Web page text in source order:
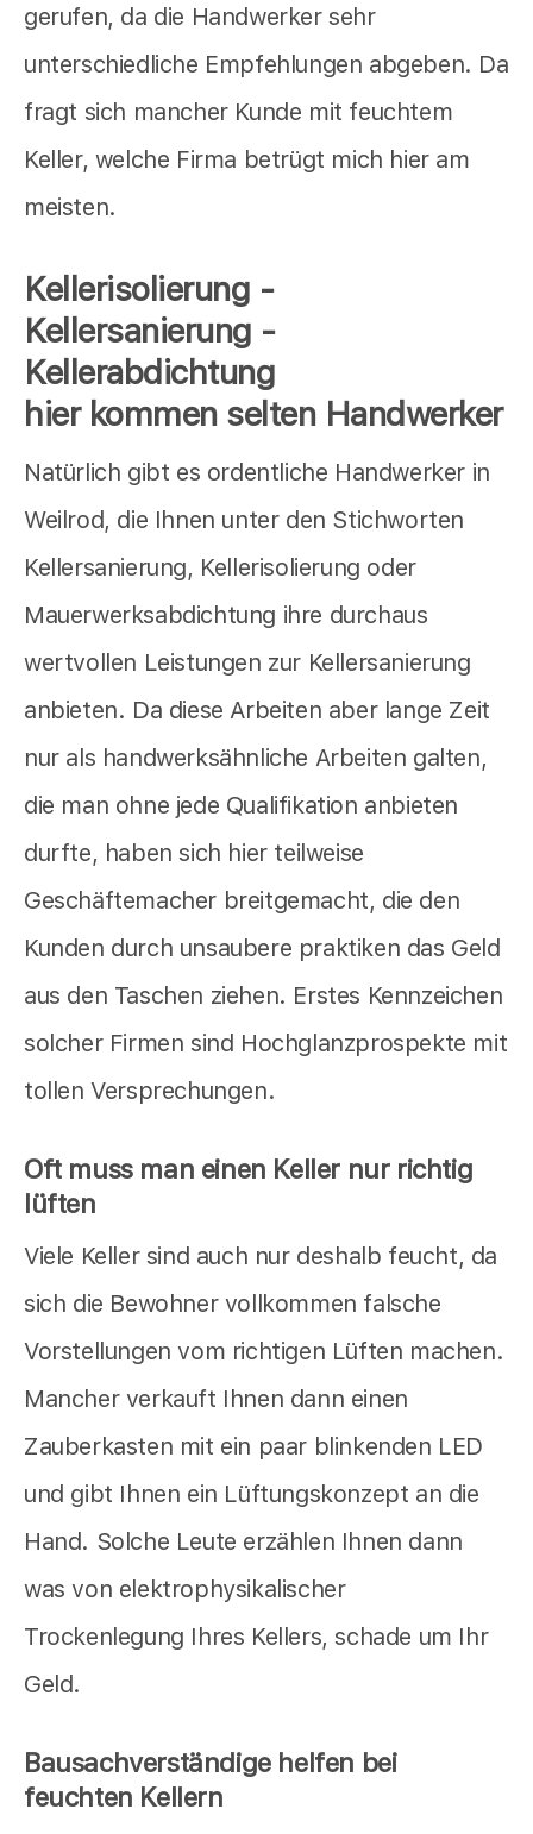
gerufen, da die Handwerker sehr
unterschiedliche Empfehlungen abgeben. Da
fragt sich mancher Kunde mit feuchtem
Keller, welche Firma betrügt mich hier am
meisten.
Kellerisolierung -
Kellersanierung -
Kellerabdichtung
hier kommen selten Handwerker
Natürlich gibt es ordentliche Handwerker in
Weilrod, die Ihnen unter den Stichworten
Kellersanierung, Kellerisolierung oder
Mauerwerksabdichtung ihre durchaus
wertvollen Leistungen zur Kellersanierung
anbieten. Da diese Arbeiten aber lange Zeit
nur als handwerksähnliche Arbeiten galten,
die man ohne jede Qualifikation anbieten
durfte, haben sich hier teilweise
Geschäftemacher breitgemacht, die den
Kunden durch unsaubere praktiken das Geld
aus den Taschen ziehen. Erstes Kennzeichen
solcher Firmen sind Hochglanzprospekte mit
tollen Versprechungen.
Oft muss man einen Keller nur richtig
lüften
Viele Keller sind auch nur deshalb feucht, da
sich die Bewohner vollkommen falsche
Vorstellungen vom richtigen Lüften machen.
Mancher verkauft Ihnen dann einen
Zauberkasten mit ein paar blinkenden LED
und gibt Ihnen ein Lüftungskonzept an die
Hand. Solche Leute erzählen Ihnen dann
was von elektrophysikalischer
Trockenlegung Ihres Kellers, schade um Ihr
Geld.
Bausachverständige helfen bei
feuchten Kellern